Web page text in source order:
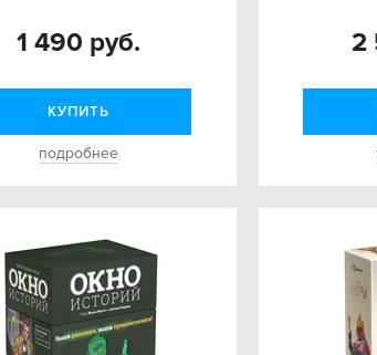
1 490 руб.
КУПИТЬ
подробнее
2